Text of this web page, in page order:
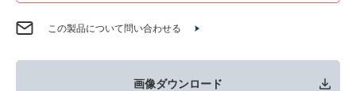
この製品について問い合わせる
画像ダウンロード